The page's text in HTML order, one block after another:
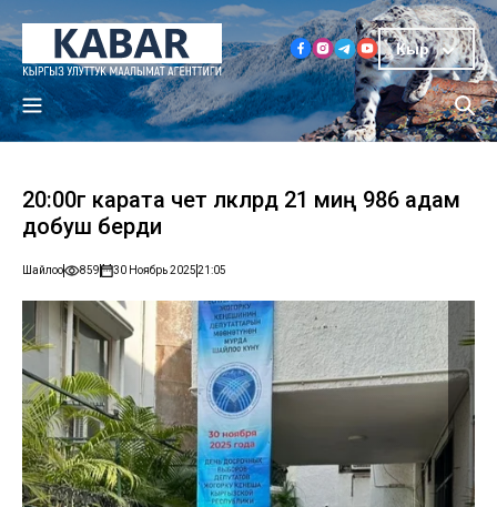
Кыр
20:00гө карата чет өлкөлөрдө 21 миң 986 адам
добуш берди
Шайлоо 859 30 Ноябрь 202521:05